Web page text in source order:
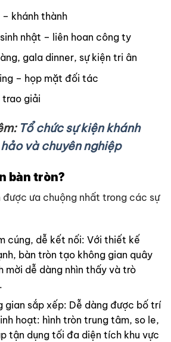
khánh thành
nhật – liên hoan công ty
gala dinner, sự kiện tri ân
– họp mặt đối tác
trao giải
Tổ chức sự kiện khánh
và chuyên nghiệp
bàn tròn?
được ưa chuộng nhất trong các sự
cúng, dễ kết nối: Với thiết kế
bàn tròn tạo không gian quây
mời dễ dàng nhìn thấy và trò
gian sắp xếp: Dễ dàng được bố trí
hoạt: hình tròn trung tâm, so le,
tận dụng tối đa diện tích khu vực